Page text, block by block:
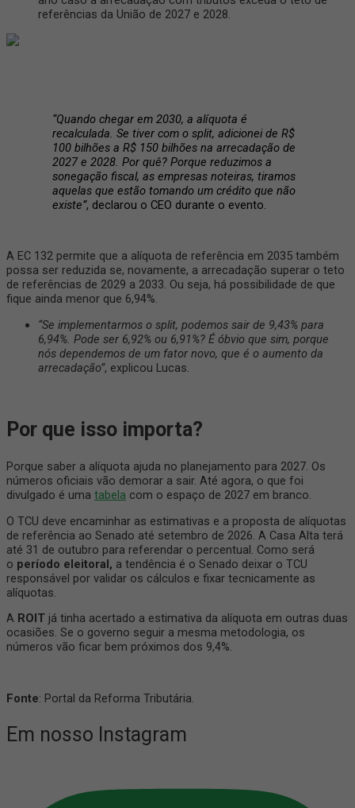
referências da União de 2027 e 2028.
“Quando chegar em 2030, a alíquota é
recalculada. Se tiver com o split, adicionei de R$
100 bilhões a R$ 150 bilhões na arrecadação de
2027 e 2028. Por quê? Porque reduzimos a
sonegação fiscal, as empresas noteiras, tiramos
aquelas que estão tomando um crédito que não
existe”, declarou o CEO durante o evento.
A EC 132 permite que a alíquota de referência em 2035 também
possa ser reduzida se, novamente, a arrecadação superar o teto
de referências de 2029 a 2033. Ou seja, há possibilidade de que
fique ainda menor que 6,94%.
“Se implementarmos o split, podemos sair de 9,43% para
6,94%. Pode ser 6,92% ou 6,91%? É óbvio que sim, porque
nós dependemos de um fator novo, que é o aumento da
arrecadação”, explicou Lucas.
Por que isso importa?
Porque saber a alíquota ajuda no planejamento para 2027. Os
números oficiais vão demorar a sair. Até agora, o que foi
divulgado é uma tabela com o espaço de 2027 em branco.
O TCU deve encaminhar as estimativas e a proposta de alíquotas
de referência ao Senado até setembro de 2026. A Casa Alta terá
até 31 de outubro para referendar o percentual. Como será
o período eleitoral, a tendência é o Senado deixar o TCU
responsável por validar os cálculos e fixar tecnicamente as
alíquotas.
A ROIT já tinha acertado a estimativa da alíquota em outras duas
ocasiões. Se o governo seguir a mesma metodologia, os
números vão ficar bem próximos dos 9,4%.
Fonte: Portal da Reforma Tributária.
Em nosso Instagram